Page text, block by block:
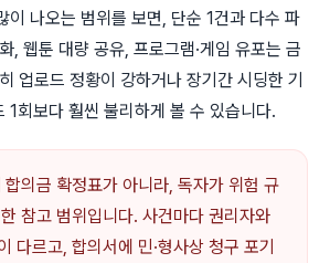
이 나오는 범위를 보면, 단순 1건과 다수 파
, 웹툰 대량 공유, 프로그램·게임 유포는 금
업로드 정황이 강하거나 장기간 시딩한 기
1회보다 훨씬 불리하게 볼 수 있습니다.
의금 확정표가 아니라, 독자가 위험 규
참고 범위입니다. 사건마다 권리자와
다르고, 합의서에 민·형사상 청구 포기